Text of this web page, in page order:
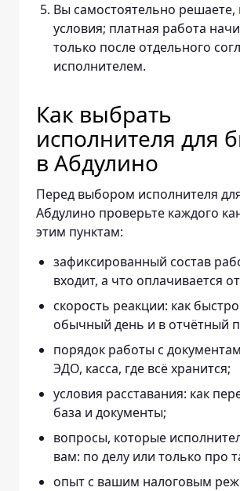
Вы самостоятельно решаете,
условия; платная работа
только после отдельного
исполнителем.
Как выбрать
исполнителя для
в Абдулино
Перед выбором исполнителя
Абдулино проверьте каждого
этим пунктам:
зафиксированный состав
входит, а что оплачивается
скорость реакции: как
обычный день и в отчётный
порядок работы с
ЭДО, касса, где всё хранится;
условия расставания: как
база и документы;
вопросы, которые
вам: по делу или только про
опыт с вашим налоговым